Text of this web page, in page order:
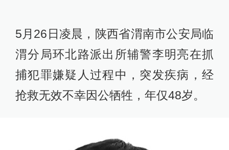
5月26日凌晨，陕西省渭南市公安局临
渭分局环北路派出所辅警李明亮在抓
捕犯罪嫌疑人过程中，突发疾病，经
抢救无效不幸因公牺牲，年仅48岁。